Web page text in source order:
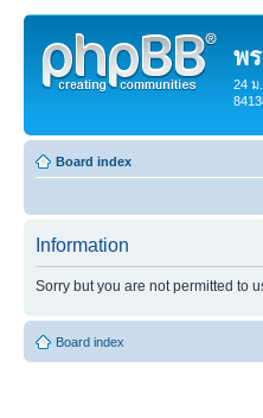
พ
24 ม
Board index
Information
Sorry but you are not permitted to
Board index